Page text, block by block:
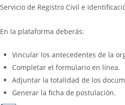
Servicio de Registro Civil e
En la plataforma deberás:
Vincular los antecedentes de la
Completar el formulario en línea.
Adjuntar la totalidad de los
Generar la ficha de postulación.